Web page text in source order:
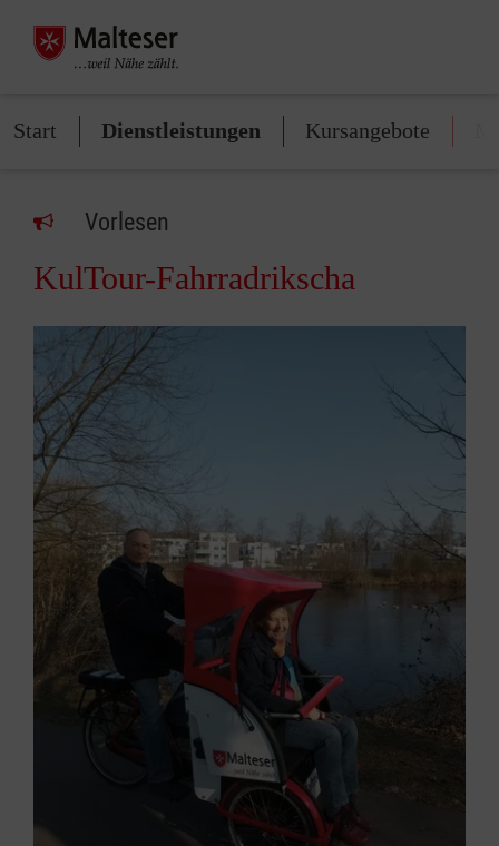
Start Dienstleistungen Kursangebote
Vorlesen
KulTour-Fahrradrikscha